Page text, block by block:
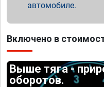
автомобиле.
Включено в
Выше тяга -
оборотов.